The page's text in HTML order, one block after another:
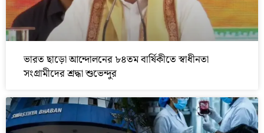
ভারত ছাড়ো আন্দোলনের ৮৪তম বার্ষিকীতে স্বাধীনতা
সংগ্রামীদের শ্রদ্ধা শুভেন্দুর